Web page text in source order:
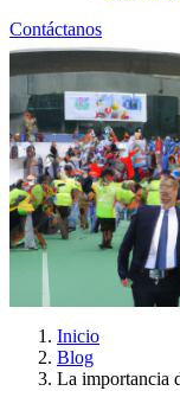
Contáctanos
La
ideal:
nombre
Emagenic.
Publicado el: 07-03-
Inicio
Blog
La importancia